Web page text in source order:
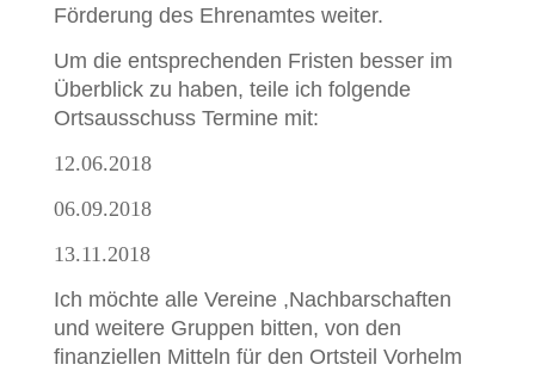
Förderung des Ehrenamtes weiter.
Um die entsprechenden Fristen besser im
Überblick zu haben, teile ich folgende
Ortsausschuss Termine mit:
12.06.2018
06.09.2018
13.11.2018
Ich möchte alle Vereine ,Nachbarschaften
und weitere Gruppen bitten, von den
finanziellen Mitteln für den Ortsteil Vorhelm